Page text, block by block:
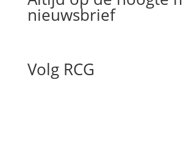
nieuwsbrief
Volg RCG